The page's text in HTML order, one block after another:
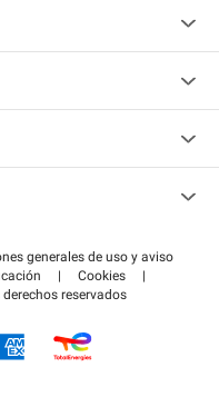
generales de uso y aviso
| Cookies
|
reservados